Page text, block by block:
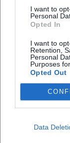
I want to
Personal
Opted In
I want to
Retention,
Personal
Purposes
Opted Out
Data
und öffentliche
Werk im
kommende
Zudem
Projekte, die
etwa zu
betonen ihre
nur
Verantwortung,